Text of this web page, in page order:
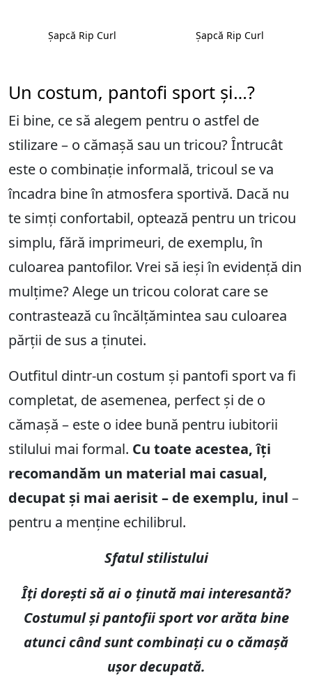
Șapcă Rip Curl Șapcă Rip Curl
Un costum, pantofi sport și…?
Ei bine, ce să alegem pentru o astfel de
stilizare – o cămașă sau un tricou? Întrucât
este o combinație informală, tricoul se va
încadra bine în atmosfera sportivă. Dacă nu
te simți confortabil, optează pentru un tricou
simplu, fără imprimeuri, de exemplu, în
culoarea pantofilor. Vrei să ieși în evidență din
mulțime? Alege un tricou colorat care se
contrastează cu încălțămintea sau culoarea
părții de sus a ținutei.
Outfitul dintr-un costum și pantofi sport va fi
completat, de asemenea, perfect și de o
cămașă – este o idee bună pentru iubitorii
stilului mai formal. Cu toate acestea, îți
recomandăm un material mai casual,
decupat și mai aerisit – de exemplu, inul –
pentru a menține echilibrul.
Sfatul stilistului
Îți dorești să ai o ținută mai interesantă?
Costumul și pantofii sport vor arăta bine
atunci când sunt combinați cu o cămașă
ușor decupată.